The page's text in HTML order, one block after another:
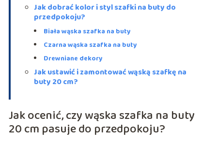
Jak dobrać kolor i styl szafki na buty do
przedpokoju?
Biała wąska szafka na buty
Czarna wąska szafka na buty
Drewniane dekory
Jak ustawić i zamontować wąską szafkę na
buty 20 cm?
Jak ocenić, czy wąska szafka na buty
20 cm pasuje do przedpokoju?